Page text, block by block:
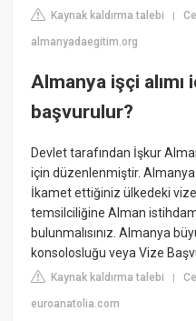
Kaynak kaldırma talebi |
almanyadaegitim.org
Almanya işçi alımı
başvurulur?
Devlet tarafından İşkur
için düzenlenmiştir. Almanya
İkamet ettiğiniz ülkedeki
temsilciliğine Alman
bulunmalısınız. Almanya
konsolosluğu veya Vize
Kaynak kaldırma talebi |
euroanatolia.com